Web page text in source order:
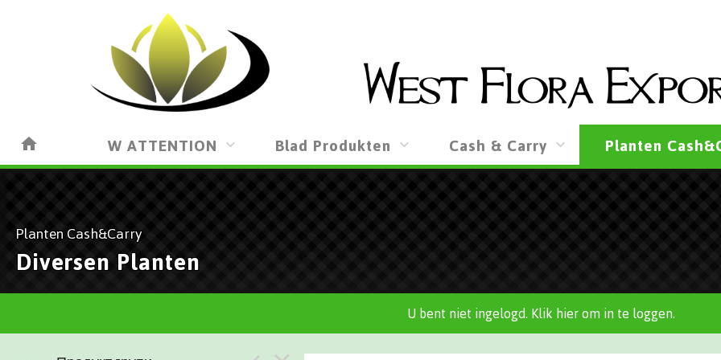
W ATTENTION Blad Produkten Cash & Carry Planten
Planten Cash&Carry
Diversen Planten
U bent niet ingelogd. Klik hier om in te loggen.